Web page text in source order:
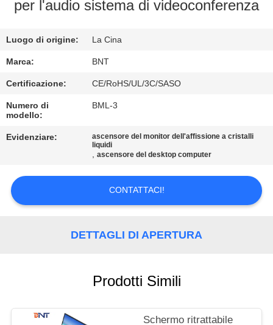
CONTROLLO
QUALITÀ
CONTATTICI
NOTIZIE
CONFERENCE
SOLUTION
SITO
per l'audio sistema di videoconferenza
Luogo di origine: La Cina
Marca: BNT
Certificazione: CE/RoHS/UL/3C/SASO
Numero di
modello:
BML-3
Evidenziare:
ascensore del monitor dell'affissione a cristalli
liquidi
,ascensore del desktop computer
CONTATTACI!
DETTAGLI DI APERTURA
Prodotti Simili
Schermo ritrattabile